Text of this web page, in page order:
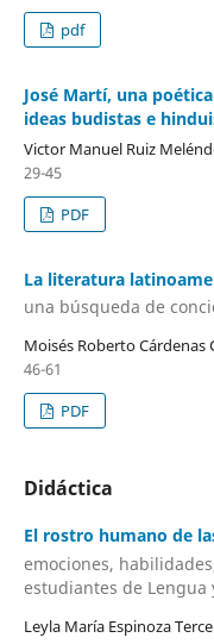
pdf
José Martí, una
ideas budistas e
Victor Manuel Ruiz
29-45
PDF
La literatura
una búsqueda de
Moisés Roberto Cárdenas
46-61
PDF
Didáctica
El rostro humano de
emociones,
estudiantes de Lengua
Leyla María Espinoza